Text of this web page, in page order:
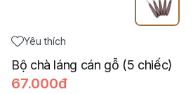
Yêu thích
Bộ chà láng cán gỗ (5 chiếc)
67.000đ